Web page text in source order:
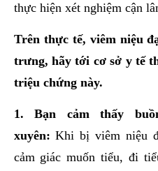
thực hiện xét nghiệm cận
Trên thực tế, viêm niệu
trưng, hãy tới cơ sở y tế
triệu chứng này.
1. Bạn cảm thấy
xuyên: Khi bị viêm niệu
cảm giác muốn tiểu, đi